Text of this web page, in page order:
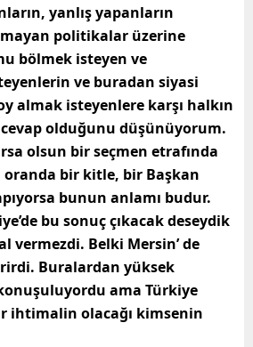
yanlış yapanların
politikalar üzerine
bölmek isteyen ve
ve buradan siyasi
almak isteyenlere karşı halkın
olduğunu düşünüyorum.
olsun bir seçmen etrafında
bir kitle, bir Başkan
bunun anlamı budur.
bu sonuç çıkacak deseydik
vermezdi. Belki Mersin’ de
Buralardan yüksek
ama Türkiye
ihtimalin olacağı kimsenin